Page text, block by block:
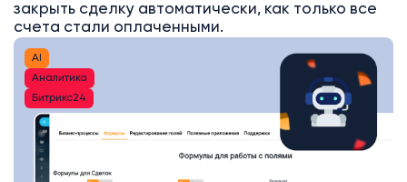
закрыть сделку автоматически, как только все
счета стали оплаченными.
AI
Аналитика
Битрикс24